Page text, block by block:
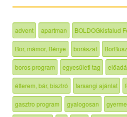
advent apartman BOLDOGkisfalud
Bor, mámor, Bénye borászat BorBusz
boros program egyesületi tag
étterem, bár, bisztró farsangi ajánlat
gasztro program gyalogosan